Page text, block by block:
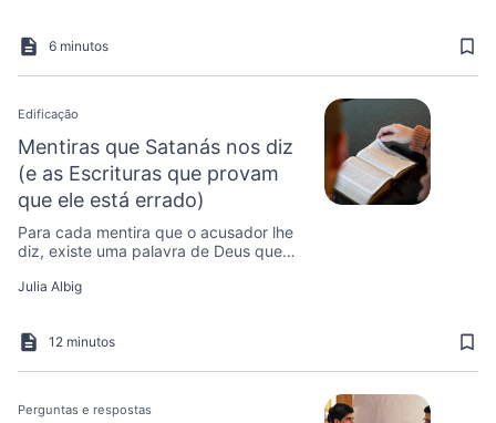
6 minutos
Edificação
Mentiras que Satanás nos diz
(e as Escrituras que provam
que ele está errado)
Para cada mentira que o acusador lhe
diz, existe uma palavra de Deus que
Julia Albig
12 minutos
Perguntas e respostas